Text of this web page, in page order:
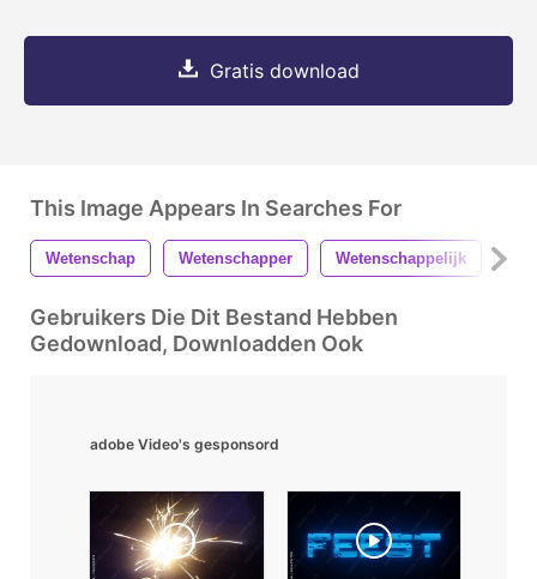
Gratis download
This Image Appears In Searches For
Wetenschap Wetenschapper Wetenschappelijk
Gebruikers Die Dit Bestand Hebben
Gedownload, Downloadden Ook
adobe Video's gesponsord